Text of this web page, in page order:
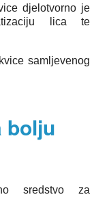
djelotvorno je
lica te
samljevenog
bolju
sredstvo za